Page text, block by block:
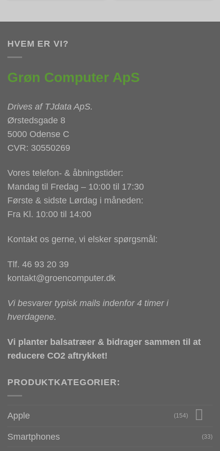
HVEM ER VI?
Grøn Computer ApS
Drives af TJdata ApS.
Ørstedsgade 8
5000 Odense C
CVR: 30550269
Vores telefon- & åbningstider:
Mandag til Fredag – 10:00 til 17:30
Første & sidste Lørdag i måneden:
Fra Kl. 10:00 til 14:00
Kontakt os gerne, vi elsker spørgsmål:
Tlf. 46 93 20 39
kontakt@groencomputer.dk
Vi besvarer typisk mails indenfor 4 timer i
hverdagene.
Vi planter balsatræer & bidrager sammen til at
reducere CO2 aftrykket!
PRODUKTKATEGORIER:
Apple (154)
Smartphones (33)